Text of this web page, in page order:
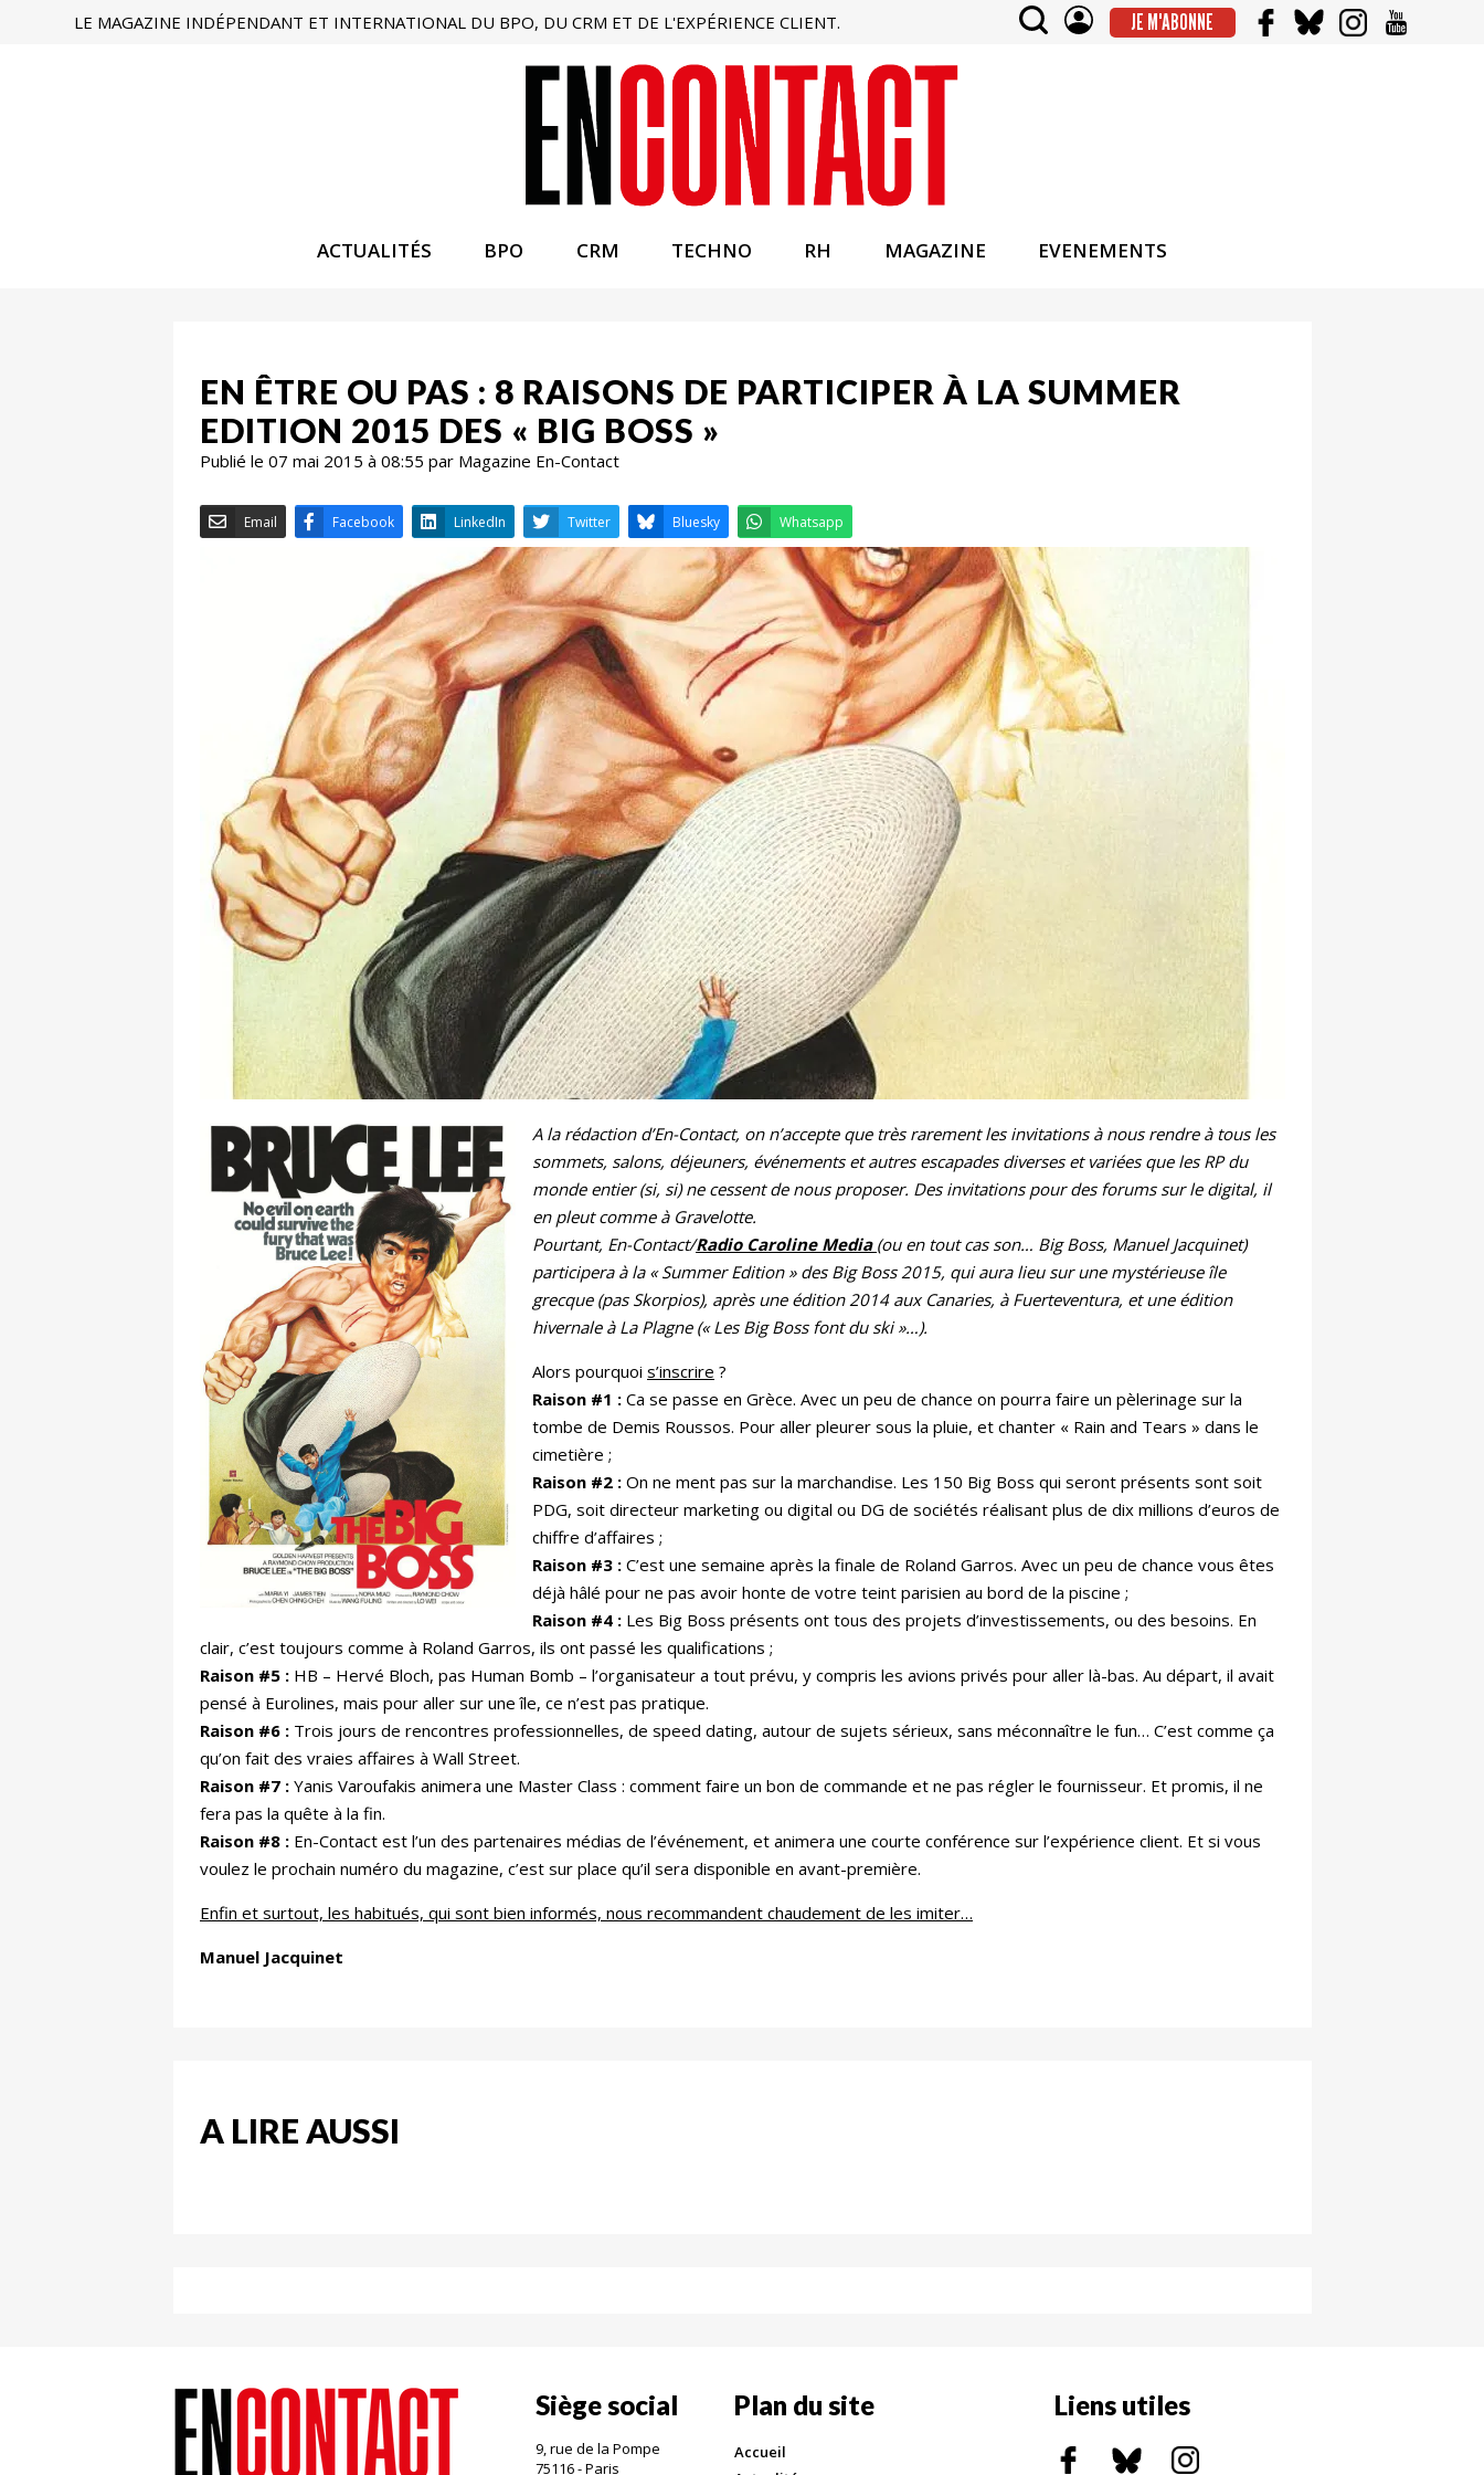
LE MAGAZINE INDÉPENDANT ET INTERNATIONAL DU BPO, DU CRM ET DE L'EXPÉRIENCE CLIENT. JE M'ABONNE
ACTUALITÉS BPO CRM TECHNO RH MAGAZINE EVENEMENTS
EN ÊTRE OU PAS : 8 RAISONS DE PARTICIPER À LA SUMMER
EDITION 2015 DES « BIG BOSS »
Publié le 07 mai 2015 à 08:55 par Magazine En-Contact
Email Facebook LinkedIn Twitter Bluesky Whatsapp
A la rédaction d’En-Contact, on n’accepte que très rarement les invitations à nous rendre à tous les
sommets, salons, déjeuners, événements et autres escapades diverses et variées que les RP du
monde entier (si, si) ne cessent de nous proposer. Des invitations pour des forums sur le digital, il
en pleut comme à Gravelotte.
Pourtant, En-Contact/Radio Caroline Media (ou en tout cas son… Big Boss, Manuel Jacquinet)
participera à la « Summer Edition » des Big Boss 2015, qui aura lieu sur une mystérieuse île
grecque (pas Skorpios), après une édition 2014 aux Canaries, à Fuerteventura, et une édition
hivernale à La Plagne (« Les Big Boss font du ski »…).
Alors pourquoi s’inscrire ?
Raison #1 : Ca se passe en Grèce. Avec un peu de chance on pourra faire un pèlerinage sur la
tombe de Demis Roussos. Pour aller pleurer sous la pluie, et chanter « Rain and Tears » dans le
cimetière ;
Raison #2 : On ne ment pas sur la marchandise. Les 150 Big Boss qui seront présents sont soit
PDG, soit directeur marketing ou digital ou DG de sociétés réalisant plus de dix millions d’euros de
chiffre d’affaires ;
Raison #3 : C’est une semaine après la finale de Roland Garros. Avec un peu de chance vous êtes
déjà hâlé pour ne pas avoir honte de votre teint parisien au bord de la piscine ;
Raison #4 : Les Big Boss présents ont tous des projets d’investissements, ou des besoins. En
clair, c’est toujours comme à Roland Garros, ils ont passé les qualifications ;
Raison #5 : HB – Hervé Bloch, pas Human Bomb – l’organisateur a tout prévu, y compris les avions privés pour aller là-bas. Au départ, il avait
pensé à Eurolines, mais pour aller sur une île, ce n’est pas pratique.
Raison #6 : Trois jours de rencontres professionnelles, de speed dating, autour de sujets sérieux, sans méconnaître le fun… C’est comme ça
qu’on fait des vraies affaires à Wall Street.
Raison #7 : Yanis Varoufakis animera une Master Class : comment faire un bon de commande et ne pas régler le fournisseur. Et promis, il ne
fera pas la quête à la fin.
Raison #8 : En-Contact est l’un des partenaires médias de l’événement, et animera une courte conférence sur l’expérience client. Et si vous
voulez le prochain numéro du magazine, c’est sur place qu’il sera disponible en avant-première.
Enfin et surtout, les habitués, qui sont bien informés, nous recommandent chaudement de les imiter…
Manuel Jacquinet
A LIRE AUSSI
Siège social
9, rue de la Pompe
75116 - Paris
Plan du site
Accueil
Liens utiles